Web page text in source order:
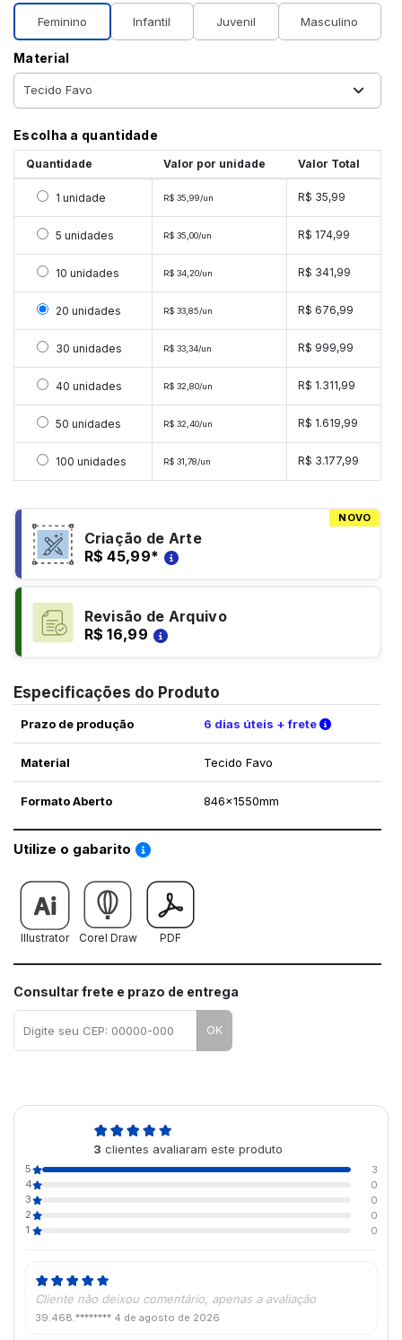
Feminino Infantil Juvenil Masculino
Material
Escolha a quantidade
Quantidade Valor por unidade Valor Total
Selecionar 1 unidade
1 unidade R$ 35,99/un R$ 35,99
Selecionar 5 unidades
5 unidades R$ 35,00/un R$ 174,99
Selecionar 10 unidades
10 unidades R$ 34,20/un R$ 341,99
Selecionar 20 unidades
20 unidades R$ 33,85/un R$ 676,99
Selecionar 30 unidades
30 unidades R$ 33,34/un R$ 999,99
Selecionar 40 unidades
40 unidades R$ 32,80/un R$ 1.311,99
Selecionar 50 unidades
50 unidades R$ 32,40/un R$ 1.619,99
Selecionar 100 unidades
100 unidades R$ 31,78/un R$ 3.177,99
NOVO
Criação de Arte
R$ 45,99*
Revisão de Arquivo
R$ 16,99
Especificações do Produto
Prazo de produção 6 dias úteis + frete Verifique
Material Tecido Favo
Formato Aberto 846x1550mm
Utilize o gabarito Saiba como utilizar os nossos gabaritos
Illustrator Corel Draw PDF
Consultar frete e prazo de entrega
OK
3 clientes avaliaram este produto
5
3
4
0
3
0
2
0
1
0
Cliente não deixou comentário, apenas a avaliação
39.468.******** 4 de agosto de 2026